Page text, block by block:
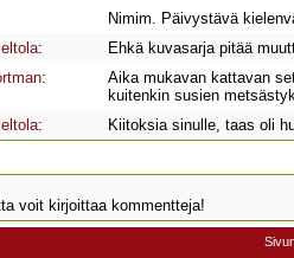
Nimim. Päivystävä
:
Ehkä kuvasarja pitää
:
Aika mukavan kattavan
kuitenkin susien
: Kiitoksia sinulle, taas oli
voit kirjoittaa kommentteja!